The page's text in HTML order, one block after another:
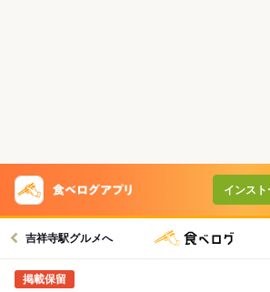
インスト
吉祥寺駅グルメへ